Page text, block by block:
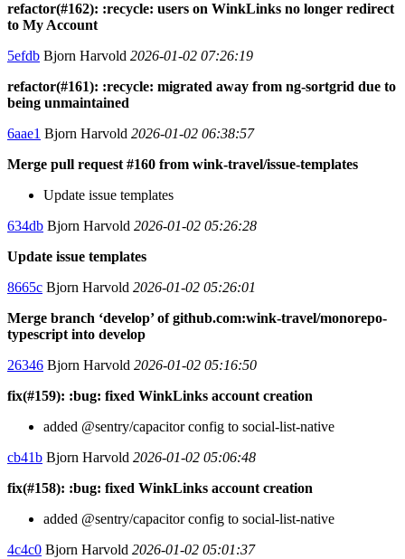
refactor(#162): :recycle: users on WinkLinks no longer redirect
to My Account
5efdb Bjorn Harvold 2026-01-02 07:26:19
refactor(#161): :recycle: migrated away from ng-sortgrid due to
being unmaintained
6aae1 Bjorn Harvold 2026-01-02 06:38:57
Merge pull request #160 from wink-travel/issue-templates
Update issue templates
634db Bjorn Harvold 2026-01-02 05:26:28
Update issue templates
8665c Bjorn Harvold 2026-01-02 05:26:01
Merge branch ‘develop’ of github.com:wink-travel/monorepo-
typescript into develop
26346 Bjorn Harvold 2026-01-02 05:16:50
fix(#159): :bug: fixed WinkLinks account creation
added @sentry/capacitor config to social-list-native
cb41b Bjorn Harvold 2026-01-02 05:06:48
fix(#158): :bug: fixed WinkLinks account creation
added @sentry/capacitor config to social-list-native
4c4c0 Bjorn Harvold 2026-01-02 05:01:37